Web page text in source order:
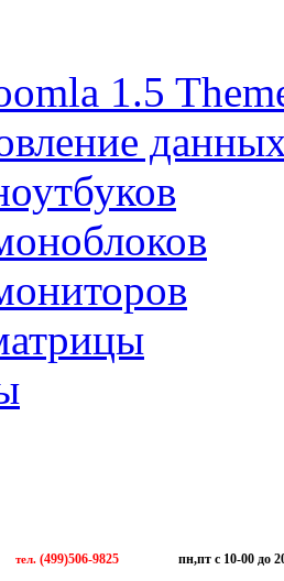
1.5
тел. (499)506-9825 пн,пт с 10-00 до